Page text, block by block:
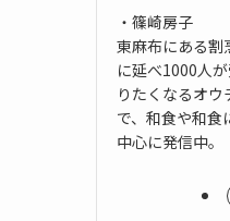
・篠崎房子
東麻布にある割
に延べ1000人
りたくなるオ
で、和食や和食
中心に発信中。